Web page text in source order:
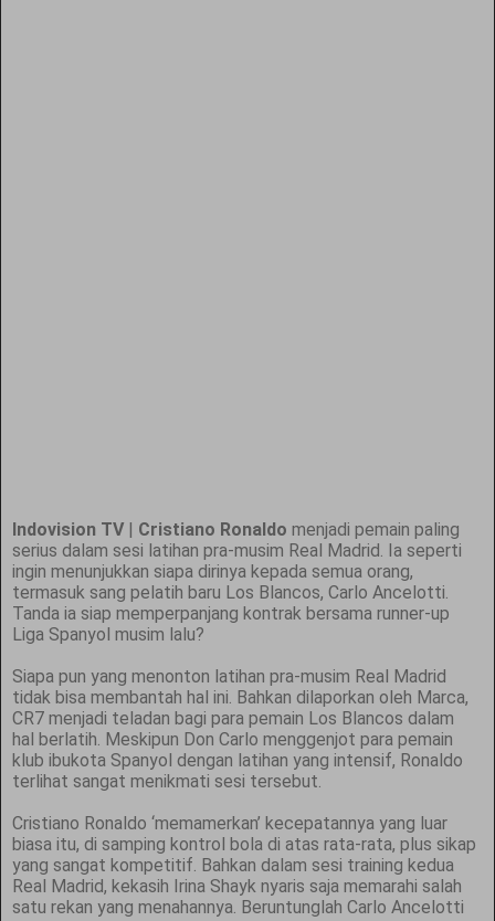
Indovision TV Cristiano Ronaldo menjadi pemain paling
serius dalam sesi latihan pra-musim Real Madrid. Ia seperti
ingin menunjukkan siapa dirinya kepada semua orang,
termasuk sang pelatih baru Los Blancos, Carlo Ancelotti.
Tanda ia siap memperpanjang kontrak bersama runner-up
Liga Spanyol musim lalu?
Siapa pun yang menonton latihan pra-musim Real Madrid
tidak bisa membantah hal ini. Bahkan dilaporkan oleh Marca,
CR7 menjadi teladan bagi para pemain Los Blancos dalam
hal berlatih. Meskipun Don Carlo menggenjot para pemain
klub ibukota Spanyol dengan latihan yang intensif, Ronaldo
terlihat sangat menikmati sesi tersebut.
Cristiano Ronaldo ‘memamerkan’ kecepatannya yang luar
biasa itu, di samping kontrol bola di atas rata-rata, plus sikap
yang sangat kompetitif. Bahkan dalam sesi training kedua
Real Madrid, kekasih Irina Shayk nyaris saja memarahi salah
satu rekan yang menahannya. Beruntunglah Carlo Ancelotti